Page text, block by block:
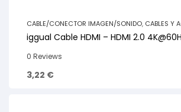
CABLE/CONECTOR IMAGEN/SONIDO, CABLES Y
iggual Cable HDMI – HDMI 2.0
0 Reviews
3,22 €